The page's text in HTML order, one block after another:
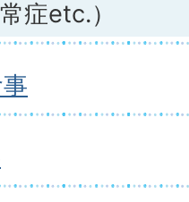
症etc.）